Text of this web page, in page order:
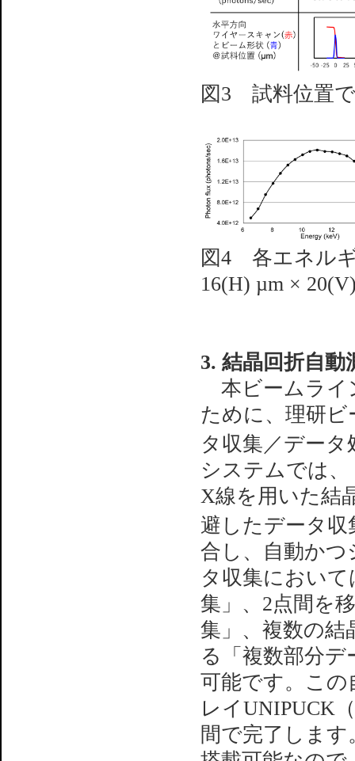
図3 試料位置で
図4 各エネル
16(H) µm ×
3. 結晶回折自動
本ビームライ
ために、理研
タ収集／デー
システムでは、
X線を用いた結
避したデータ収
合し、自動か
タ収集におい
集」、2点間を
集」、複数の結
る「複数部分
可能です。この
レイUNIPUCK
間で完了します